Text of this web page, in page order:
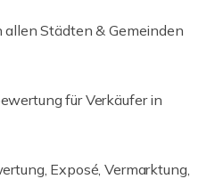
Städten & Gemeinden
für Verkäufer in
Exposé, Vermarktung,